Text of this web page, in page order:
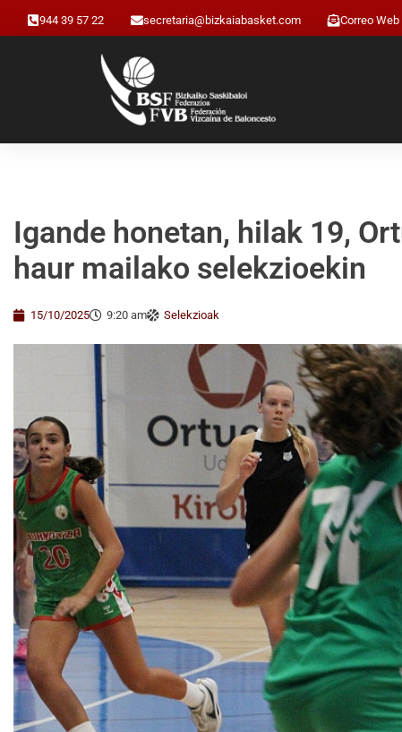
944 39 57 22 secretaria@bizkaiabasket.com Correo Web
Igande honetan, hilak 19,
haur mailako selekzioekin
15/10/2025 9:20 am Selekzioak